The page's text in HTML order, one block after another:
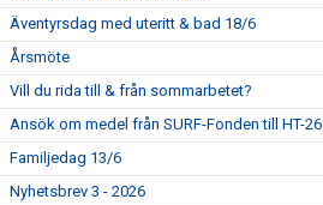
Äventyrsdag med uteritt & bad 18/6
Årsmöte
Vill du rida till & från sommarbetet?
Ansök om medel från SURF-Fonden till HT-26
Familjedag 13/6
Nyhetsbrev 3 - 2026